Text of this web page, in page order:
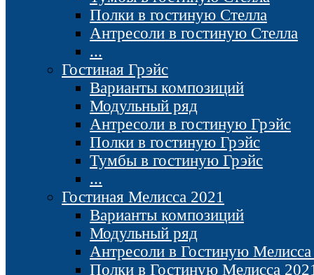
Полки в гостиную Стелла
Антресоли в гостиную Стелла
...
Гостиная Грэйс
Варианты композиций
Модульный ряд
Антресоли в гостиную Грэйс
Полки в гостиную Грэйс
Тумбы в гостиную Грэйс
...
Гостиная Мелисса 2021
Варианты композиций
Модульный ряд
Антресоли в Гостиную
Полки в Гостиную Мелисса